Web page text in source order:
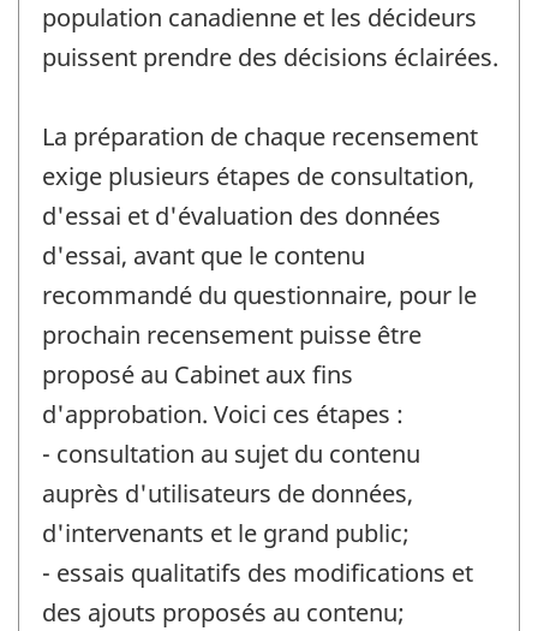
population canadienne et les décideurs
puissent prendre des décisions éclairées.
La préparation de chaque recensement
exige plusieurs étapes de consultation,
d'essai et d'évaluation des données
d'essai, avant que le contenu
recommandé du questionnaire, pour le
prochain recensement puisse être
proposé au Cabinet aux fins
d'approbation. Voici ces étapes :
- consultation au sujet du contenu
auprès d'utilisateurs de données,
d'intervenants et le grand public;
- essais qualitatifs des modifications et
des ajouts proposés au contenu;